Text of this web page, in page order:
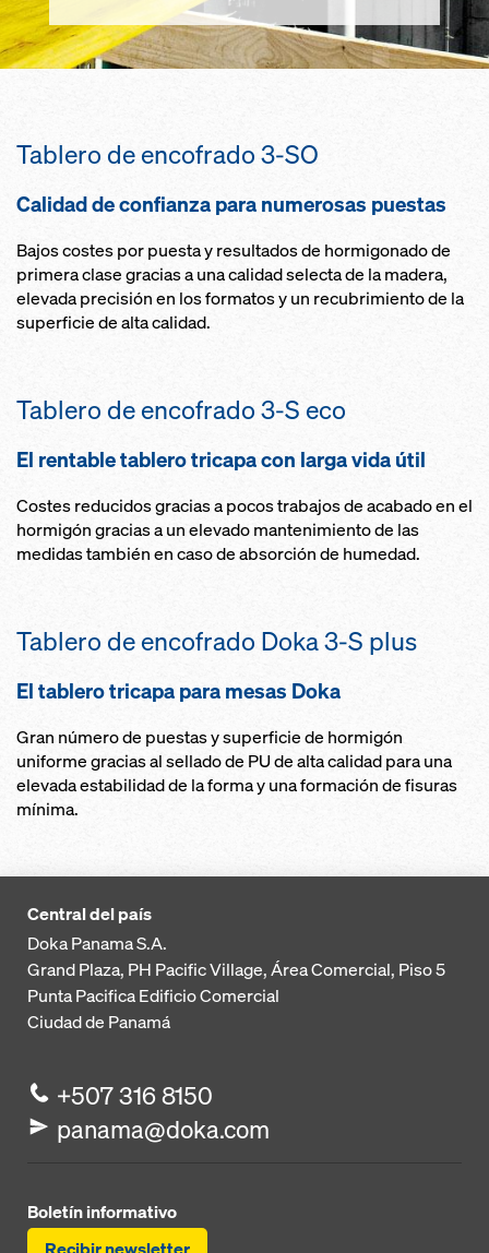
Tablero de encofrado 3-SO
Calidad de confianza para numerosas puestas
Bajos costes por puesta y resultados de hormigonado de
primera clase gracias a una calidad selecta de la madera,
elevada precisión en los formatos y un recubrimiento de la
superficie de alta calidad.
Tablero de encofrado 3-S eco
El rentable tablero tricapa con larga vida útil
Costes reducidos gracias a pocos trabajos de acabado en el
hormigón gracias a un elevado mantenimiento de las
medidas también en caso de absorción de humedad.
Tablero de encofrado Doka 3-S plus
El tablero tricapa para mesas Doka
Gran número de puestas y superficie de hormigón
uniforme gracias al sellado de PU de alta calidad para una
elevada estabilidad de la forma y una formación de fisuras
mínima.
Central del país
Doka Panama S.A.
Grand Plaza, PH Pacific Village, Área Comercial, Piso 5
Punta PacificaEdificio Comercial
Ciudad de Panamá
+507 316 8150
panama@doka.com
Boletín informativo